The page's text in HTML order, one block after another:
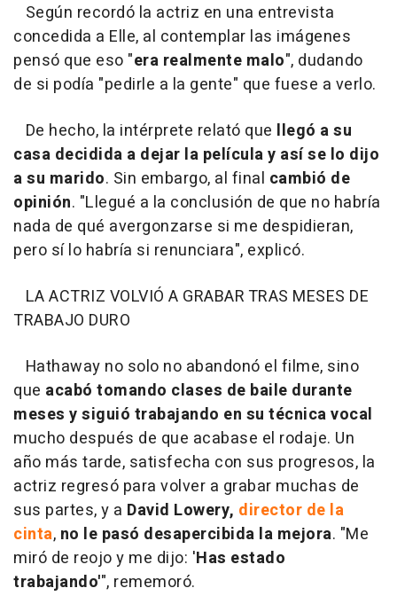
Según recordó la actriz en una entrevista
concedida a Elle, al contemplar las imágenes
pensó que eso "era realmente malo", dudando
de si podía "pedirle a la gente" que fuese a verlo.
De hecho, la intérprete relató que llegó a su
casa decidida a dejar la película y así se lo dijo
a su marido. Sin embargo, al final cambió de
opinión. "Llegué a la conclusión de que no habría
nada de qué avergonzarse si me despidieran,
pero sí lo habría si renunciara", explicó.
LA ACTRIZ VOLVIÓ A GRABAR TRAS MESES DE
TRABAJO DURO
Hathaway no solo no abandonó el filme, sino
que acabó tomando clases de baile durante
meses y siguió trabajando en su técnica vocal
mucho después de que acabase el rodaje. Un
año más tarde, satisfecha con sus progresos, la
actriz regresó para volver a grabar muchas de
sus partes, y a David Lowery, director de la
cinta, no le pasó desapercibida la mejora. "Me
miró de reojo y me dijo: 'Has estado
trabajando'", rememoró.